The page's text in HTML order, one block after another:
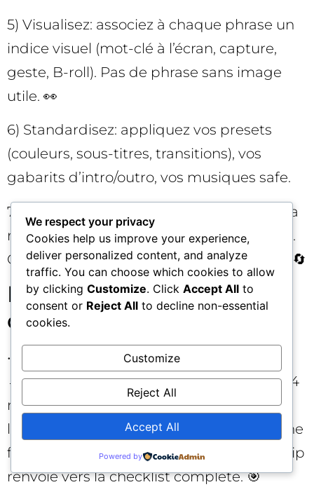
5) Visualisez: associez à chaque phrase un
indice visuel (mot-clé à l’écran, capture,
geste, B-roll). Pas de phrase sans image
utile. 👀
6) Standardisez: appliquez vos presets
(couleurs, sous-titres, transitions), vos
gabarits d’intro/outro, vos musiques safe.
7) Publiez et bouclez: programmez, lisez la
rétention, itérez sur l’accroche et le milieu.
Conservez ce qui marche, retirez le reste. 🔄
Deux exemples concrets
de conversion
• Article “7 idées pour booster vos emails”
→ Série de 4 vidéos courtes: (1) L’objet en 4
mots, (2) La pré-en-tête qui double
l’ouverture, (3) Le test A/B que personne ne
fait, (4) Le CTA qui appelle l’œil. Chaque clip
renvoie vers la checklist complète. 🎯
We respect your privacy
Cookies help us improve your experience,
deliver personalized content, and analyze
traffic. You can choose which cookies to allow
by clicking Customize. Click Accept All to
consent or Reject All to decline non-essential
cookies.
Customize
Reject All
Accept All
Powered by